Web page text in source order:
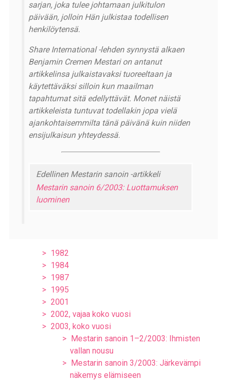
sarjan, joka tulee johtamaan julkitulon
päivään, jolloin Hän julkistaa todellisen
henkilöytensä.
Share International -lehden synnystä alkaen
Benjamin Cremen Mestari on antanut
artikkelinsa julkaistavaksi tuoreeltaan ja
käytettäväksi silloin kun maailman
tapahtumat sitä edellyttävät. Monet näistä
artikkeleista tuntuvat todellakin jopa vielä
ajankohtaisemmilta tänä päivänä kuin niiden
ensijulkaisun yhteydessä.
Edellinen Mestarin sanoin -artikkeli
Mestarin sanoin 6/2003: Luottamuksen
luominen
1982
1984
1987
1995
2001
2002, vajaa koko vuosi
2003, koko vuosi
Mestarin sanoin 1–2/2003: Ihmisten
vallan nousu
Mestarin sanoin 3/2003: Järkevämpi
näkemys elämiseen